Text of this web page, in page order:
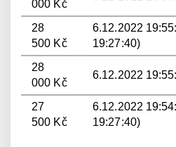
000 Kč
28
500 Kč
6.12.2022
19:27:40)
28
000 Kč
6.12.2022
27
500 Kč
6.12.2022
19:27:40)